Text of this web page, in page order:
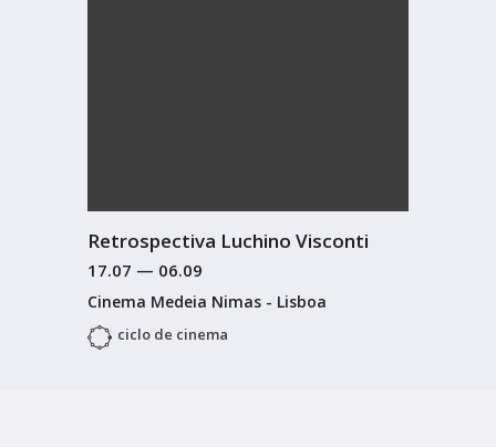
Retrospectiva Luchino Visconti
17.07 — 06.09
Cinema Medeia Nimas - Lisboa
ciclo de cinema